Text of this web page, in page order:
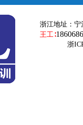
浙江地址： 宁
王工∶
浙ICP备